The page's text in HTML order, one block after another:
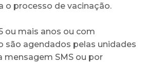
o processo de vacinação.
ou mais anos ou com
são agendados pelas unidades
mensagem SMS ou por